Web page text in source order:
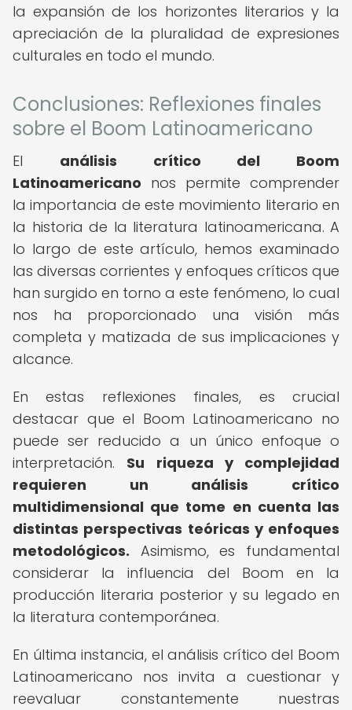
la expansión de los horizontes literarios y la
apreciación de la pluralidad de expresiones
culturales en todo el mundo.
Conclusiones: Reflexiones finales
sobre el Boom Latinoamericano
El análisis crítico del Boom
Latinoamericano nos permite comprender
la importancia de este movimiento literario en
la historia de la literatura latinoamericana. A
lo largo de este artículo, hemos examinado
las diversas corrientes y enfoques críticos que
han surgido en torno a este fenómeno, lo cual
nos ha proporcionado una visión más
completa y matizada de sus implicaciones y
alcance.
En estas reflexiones finales, es crucial
destacar que el Boom Latinoamericano no
puede ser reducido a un único enfoque o
interpretación. Su riqueza y complejidad
requieren un análisis crítico
multidimensional que tome en cuenta las
distintas perspectivas teóricas y enfoques
metodológicos. Asimismo, es fundamental
considerar la influencia del Boom en la
producción literaria posterior y su legado en
la literatura contemporánea.
En última instancia, el análisis crítico del Boom
Latinoamericano nos invita a cuestionar y
reevaluar constantemente nuestras